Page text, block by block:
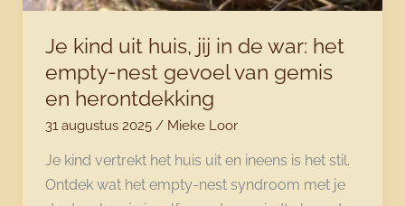
Je kind uit huis, jij in de war: het
empty-nest gevoel van gemis
en herontdekking
31 augustus 2025 / Mieke Loor
Je kind vertrekt het huis uit en ineens is het stil.
Ontdek wat het empty-nest syndroom met je